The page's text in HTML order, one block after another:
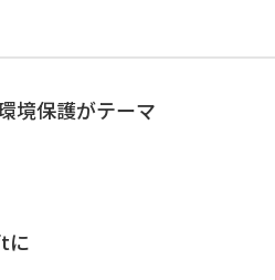
境保護がテーマ
に